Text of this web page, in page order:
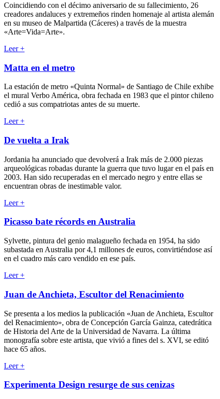
Coincidiendo con el décimo aniversario de su fallecimiento, 26
creadores andaluces y extremeños rinden homenaje al artista alemán
en su museo de Malpartida (Cáceres) a través de la muestra
«Arte=Vida=Arte».
Leer+
Matta en el metro
La estación de metro «Quinta Normal» de Santiago de Chile exhibe
el mural Verbo América, obra fechada en 1983 que el pintor chileno
cedió a sus compatriotas antes de su muerte.
Leer+
De vuelta a Irak
Jordania ha anunciado que devolverá a Irak más de 2.000 piezas
arqueológicas robadas durante la guerra que tuvo lugar en el país en
2003. Han sido recuperadas en el mercado negro y entre ellas se
encuentran obras de inestimable valor.
Leer+
Picasso bate récords en Australia
Sylvette, pintura del genio malagueño fechada en 1954, ha sido
subastada en Australia por 4,1 millones de euros, convirtiéndose así
en el cuadro más caro vendido en ese país.
Leer+
Juan de Anchieta, Escultor del Renacimiento
Se presenta a los medios la publicación «Juan de Anchieta, Escultor
del Renacimiento», obra de Concepción García Gainza, catedrática
de Historia del Arte de la Universidad de Navarra. La última
monografía sobre este artista, que vivió a fines del s. XVI, se editó
hace 65 años.
Leer+
Experimenta Design resurge de sus cenizas